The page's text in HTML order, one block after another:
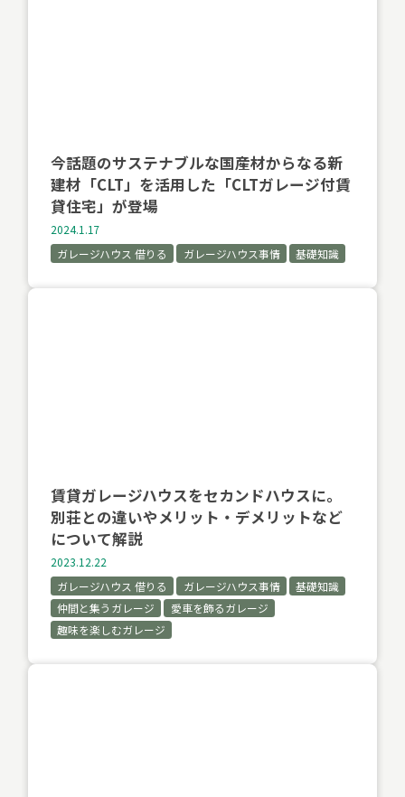
今話題のサステナブルな国産材からなる新
建材「CLT」を活用した「CLTガレージ付賃
貸住宅」が登場
2024.1.17
ガレージハウス 借りる
ガレージハウス事情 基礎知識
賃貸ガレージハウスをセカンドハウスに。
別荘との違いやメリット・デメリットなど
について解説
2023.12.22
ガレージハウス 借りる
ガレージハウス事情
基礎知識
仲間と集うガレージ
愛車を飾るガレージ
趣味を楽しむガレージ